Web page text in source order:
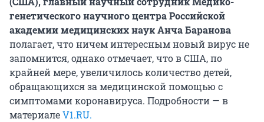
генетического научного центра Российской
академии медицинских наук Анча Баранова
полагает, что ничем интересным новый вирус не
запомнится, однако отмечает, что в США, по
крайней мере, увеличилось количество детей,
обращающихся за медицинской помощью с
симптомами коронавируса. Подробности — в
материалеV1.RU.